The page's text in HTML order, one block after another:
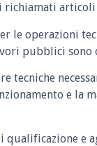
richiamati articoli
operazioni
pubblici sono
tecniche
e la
e